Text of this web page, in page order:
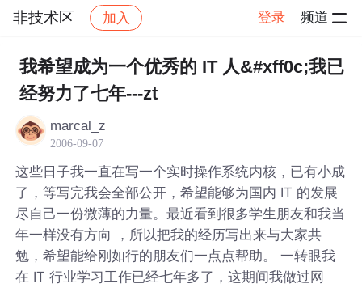
非技术区 加入 登录 频道
社区 非技术区 帖子详情
我希望成为一个优秀的 IT 人&#xff0c;我已
经努力了七年---zt
marcal_z
2006-09-07
这些日子我一直在写一个实时操作系统内核，已有小成
了，等写完我会全部公开，希望能够为国内 IT 的发展
尽自己一份微薄的力量。最近看到很多学生朋友和我当
年一样没有方向 ，所以把我的经历写出来与大家共
勉，希望能给刚如行的朋友们一点点帮助。 一转眼我
在 IT 行业学习工作已经七年多了，这期间我做过网